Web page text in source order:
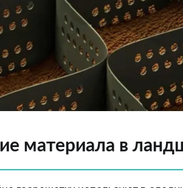
материала в